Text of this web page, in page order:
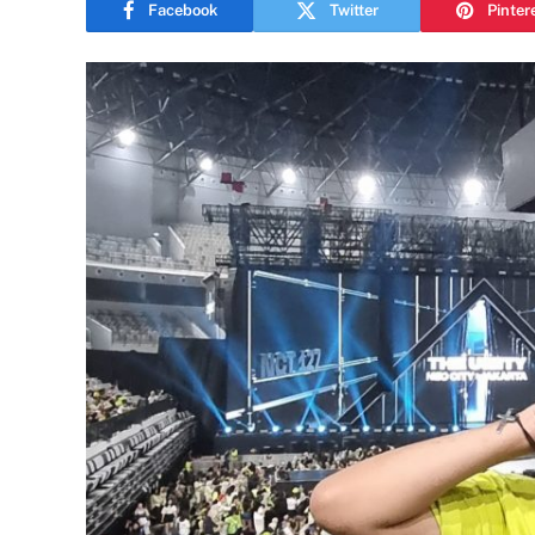
Facebook Twitter